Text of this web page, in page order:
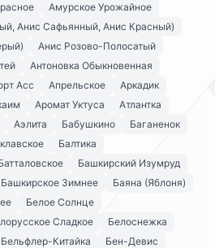
Амурское Урожайное
Анис Сафьянный, Анис Красный)
Анис Розово-Полосатый
Антоновка Обыкновенная
Асс Апрельское
Аркадик
Аромат Уктуса
Атлантка
Аэлита Бабушкино
Баганенок
Балтика
Башкирский Изумруд
Башкирское Зимнее
Баяна (Яблоня)
Белое Солнце
Сладкое
Белоснежка
Бельфлер-Китайка
Бен-Девис